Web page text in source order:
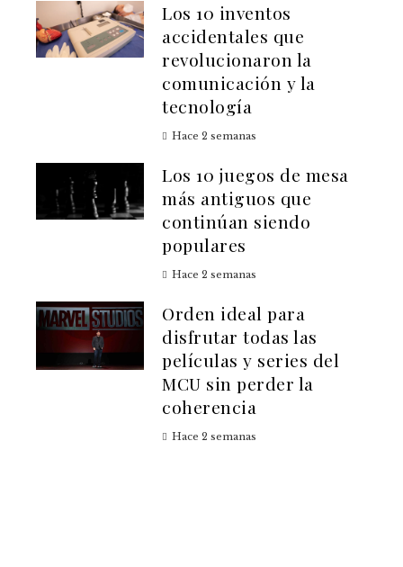
Los 10 inventos
accidentales que
revolucionaron la
comunicación y la
tecnología
Hace 2 semanas
Los 10 juegos de mesa
más antiguos que
continúan siendo
populares
Hace 2 semanas
Orden ideal para
disfrutar todas las
películas y series del
MCU sin perder la
coherencia
Hace 2 semanas